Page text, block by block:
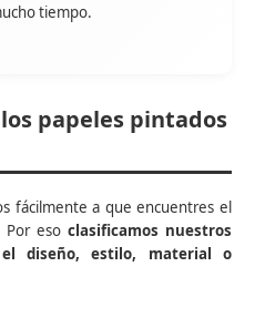
tiempo.
papeles pintados
fácilmente a que encuentres el
Por eso clasificamos nuestros
diseño, estilo, material o